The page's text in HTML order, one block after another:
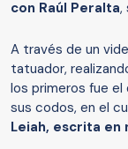
con Raúl Peralta,
A través de un
tatuador,
los primeros fue el
sus codos, en el
Leiah, escrita en